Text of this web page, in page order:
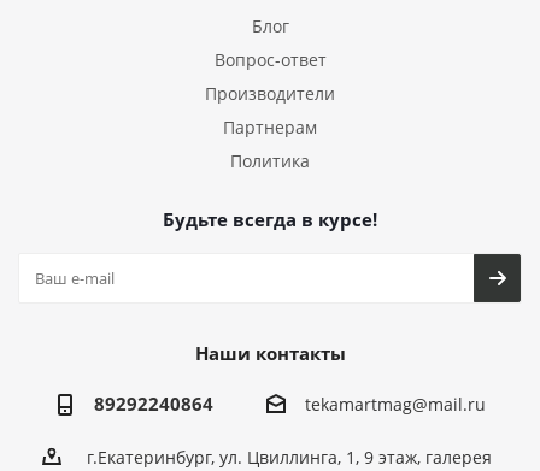
Блог
Вопрос-ответ
Производители
Партнерам
Политика
Будьте всегда в курсе!
Наши контакты
89292240864 tekamartmag@mail.ru
г.Екатеринбург, ул. Цвиллинга, 1, 9 этаж, галерея